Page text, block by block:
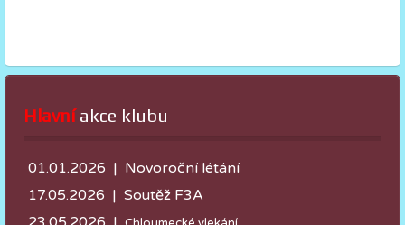
Hlavní akce klubu
01.01.2026 | Novoroční létání
17.05.2026 | Soutěž F3A